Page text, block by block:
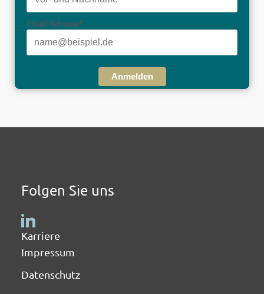
Email-Adresse*
Anmelden
Folgen Sie uns
Karriere
Impressum
Datenschutz